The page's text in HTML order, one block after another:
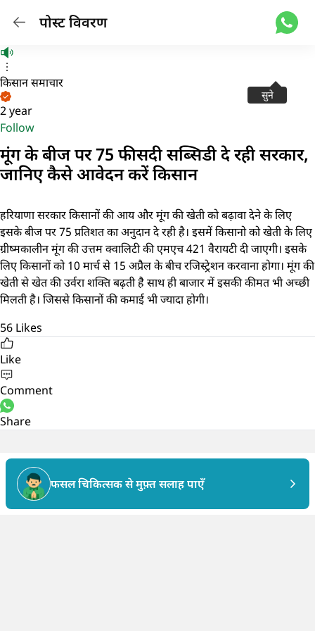
पोस्ट विवरण
सुने
किसान समाचार
2 year
Follow
मूंग के बीज पर 75 फीसदी सब्सिडी दे रही सरकार,
जानिए कैसे आवेदन करें किसान
हरियाणा सरकार किसानों की आय और मूंग की खेती को बढ़ावा देने के लिए
इसके बीज पर 75 प्रतिशत का अनुदान दे रही है। इसमें किसानो को खेती के लिए
ग्रीष्मकालीन मूंग की उत्तम क्वालिटी की एमएच 421 वैरायटी दी जाएगी। इसके
लिए किसानों को 10 मार्च से 15 अप्रैल के बीच रजिस्ट्रेशन करवाना होगा। मूंग की
खेती से खेत की उर्वरा शक्ति बढ़ती है साथ ही बाजार में इसकी कीमत भी अच्छी
मिलती है। जिससे किसानों की कमाई भी ज्यादा होगी।
56 Likes
Like
Comment
Share
फसल चिकित्सक से मुफ़्त सलाह पाएँ